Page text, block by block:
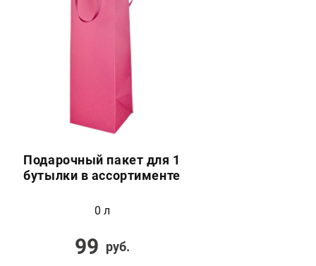
Подарочный пакет для 1
бутылки в ассортименте
0 л
99 руб.